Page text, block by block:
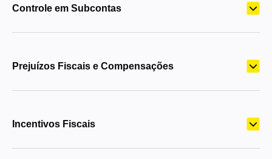
Controle em Subcontas
Prejuízos Fiscais e Compensações
Incentivos Fiscais